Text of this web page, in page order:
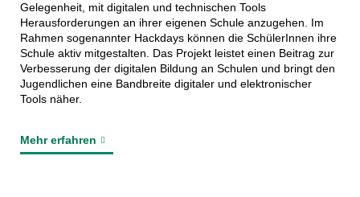
Gelegenheit, mit digitalen und technischen Tools
Herausforderungen an ihrer eigenen Schule anzugehen. Im
Rahmen sogenannter Hackdays können die SchülerInnen ihre
Schule aktiv mitgestalten. Das Projekt leistet einen Beitrag zur
Verbesserung der digitalen Bildung an Schulen und bringt den
Jugendlichen eine Bandbreite digitaler und elektronischer
Tools näher.
Mehr erfahren